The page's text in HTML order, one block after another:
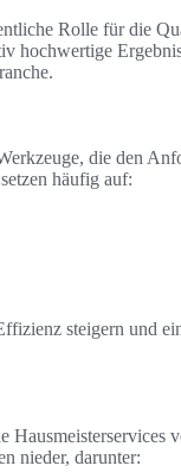
Rolle für die
hochwertige
die den
häufig auf:
steigern und
nieder, darunter: